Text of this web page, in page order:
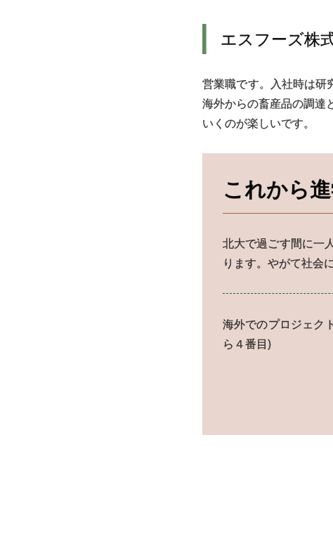
エスフーズ株
営業職です。入社時は研
海外からの畜産品の調達
いくのが楽しいです。
これから
北大で過ごす間に一
ります。やがて社会
海外でのプロジェク
ら４番目)